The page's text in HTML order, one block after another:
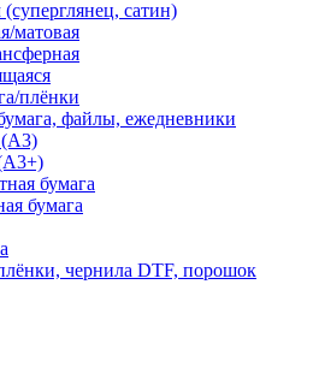
сатин)
матовая
плёнки
файлы, ежедневники
(А3)
бумага
бумага
чернила DTF, порошок